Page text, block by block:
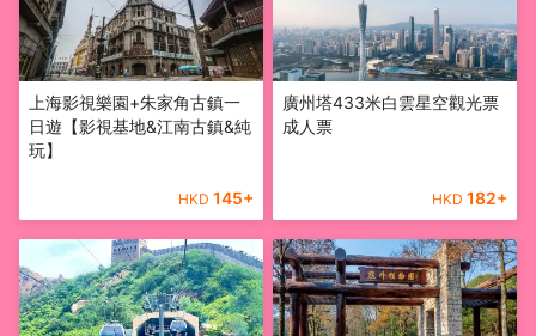
上海影視樂園+朱家角古鎮一
日遊【影視基地&江南古鎮&純
玩】
HKD 145+
廣州塔433米白雲星空觀光票
成人票
HKD 182+